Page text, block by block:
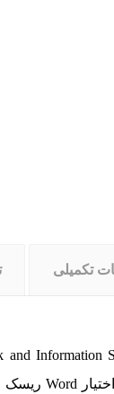
تکمیلی
and Information
ریسک